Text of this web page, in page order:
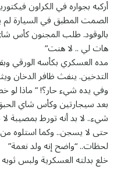
أركبه بجواره في الكراون
الصمت المطبق في السيارة لم
بالوقود. طلب المجنون كأس
هات لي .. لا هنت”
مده العسكري بكأسه الورقي
التدخين. ينفث ظافر الدخان
وفي يده شيء حار؟! ” ماذا لو
بعد سيجارتين وكأس شاي
شيء.. لا بد أنه تورط بمصيبة
حتى لا يسجن.. وكما استلوه
لحظات.. “واضح إنه ولد نعمة”
خلع بدلته العسكرية ولبس